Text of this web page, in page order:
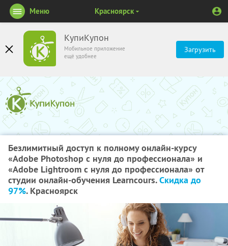
КупиКупон
Мобильное приложение
ещё удобнее
Загрузить
Меню Красноярск
Безлимитный доступ к полному онлайн-курсу
«Adobe Photoshop с нуля до профессионала» и
«Adobe Lightroom с нуля до профессионала» от
студии онлайн-обучения Learncours.Скидка до
97%. Красноярск